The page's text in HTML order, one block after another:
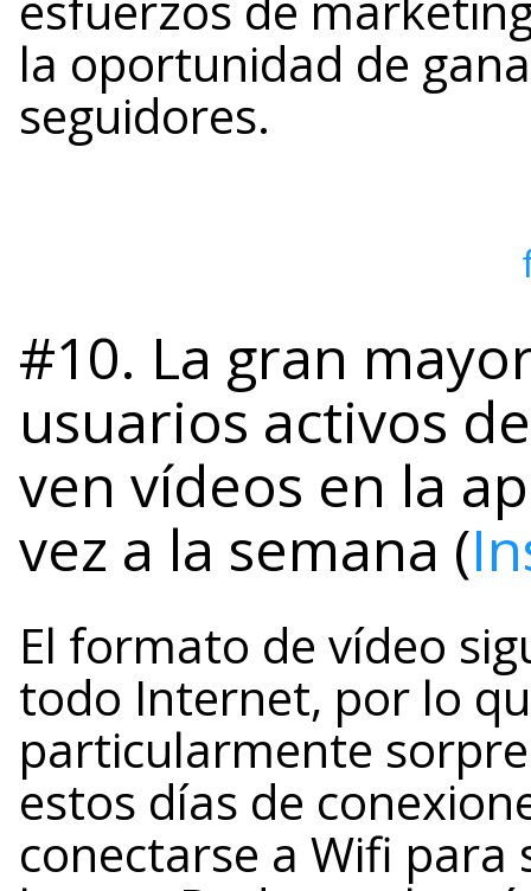
la oportunidad de
seguidores.
#10. La gran
usuarios activos
ven vídeos en la
vez a la semana (
El formato de vídeo
todo Internet, por lo
particularmente
estos días de
conectarse a Wifi para